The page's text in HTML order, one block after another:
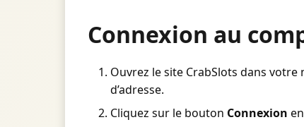
Connexion au
Ouvrez le site CrabSlots dans
d’adresse.
Cliquez sur le bouton Connexion